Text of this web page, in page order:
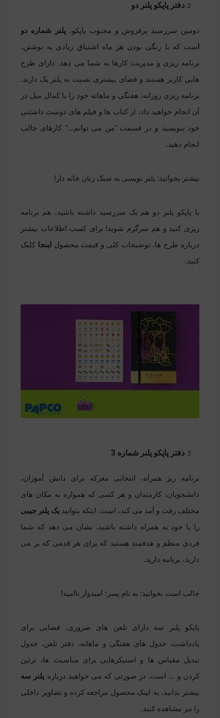
دفتر پاپکو پلنر دو
دومین سررسید پرفروش و محبوب پاپکو، پلنر شماره دو
ست که با رنگی بودن هر ماه اشتیاق زیادی به نوشتن،
برنامه ریزی و مدیریت کارها به شما می دهد. دارای طرح
هایی کاربر هستند و فضای بیشتری نسبت به پلنر یک دارند.
برنامه ریزی روزانه، هفتگی و ماهانه خود را با کمال میل در
آن انجام خواهید داد، از کتاب ها و فیلم های دوست داشتنی
خود بنویسید و در قسمت "من می توانم..." کارهای جالب
انجام دهید.
بیشتر بخوانید: پلنر نویسی به سبک زنان خانه دار!
با پاپکو پلنر دو هم یک سررسید داشته باشید، هم برنامه
ریزی کنید و هم سرگرم شوید! برای کسب اطلاعات بیشتر
درباره طرح ها، توضیحات کلی و قیمت محصول اینجا کلیک
کنید.
دفتر پاپکو پلنر شماره 3
برنامه ریز همراه، انتخابی معرکه برای دانش آموزان،
دانشجویان، کارمندان و هر کسی که همواره به مکان های
مختلف رفت و آمد می کند، است. اینکه بتوانید یک پلنر جیبی
را با خود به همراه داشته باشید، نشان می دهد که شما
فردی منظم و هدفمند هستید که برای هر قدمی که بر می
دارید، برنامه دارید.
جالب است بخوانید: به نام پسر؛ امیدوار ناامید!
پاپکو پلنر سه دارای تلفن های ضروری، فضایی برای
یادداشت، جدول های هفتگی و ماهانه، دفتر تلفن، جدول
تبدیل مقیاس ها و استیکرهایی برای مناسبت ها، تزئین
کردن و ... است. در صورتی که می خواهید درباره پلنر سه
بیشتر بدانید، به لینک محصول مراجعه کرده و تصاویر داخلی
را نیز مشاهده کنید.